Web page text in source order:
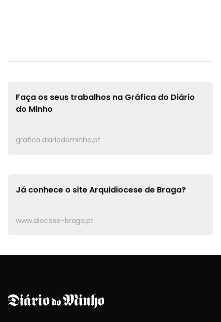
Faça os seus trabalhos na Gráfica do Diário
do Minho
grafica.diariodominho.pt
Já conhece o siteArquidiocese de Braga?
www.diocese-braga.pt